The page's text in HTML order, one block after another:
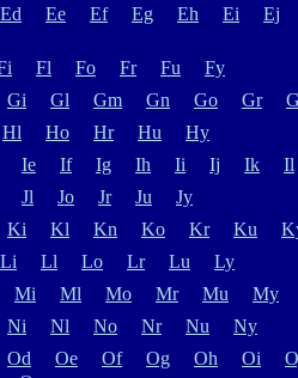
Ed Ee Ef Eg Eh Ei
Ej
Fl Fo Fr Fu
Fy
Gi Gl Gm Gn Go Gr
Hl Ho Hr Hu
Hy
Ie If Ig Ih Ii Ij Ik
Il
Jl Jo Jr Ju
Jy
Ki Kl Kn Ko Kr Ku
Li Ll Lo Lr Lu
Ly
Mi Ml Mo Mr Mu
My
Ni Nl No Nr Nu
Ny
Od Oe Of Og Oh Oi